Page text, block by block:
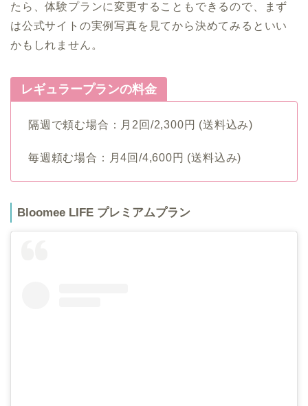
たら、体験プランに変更することもできるので、まず
は公式サイトの実例写真を見てから決めてみるといい
かもしれません。
レギュラープランの料金
隔週で頼む場合：月2回/2,300円 (送料込み)
毎週頼む場合：月4回/4,600円 (送料込み)
Bloomee LIFE プレミアムプラン